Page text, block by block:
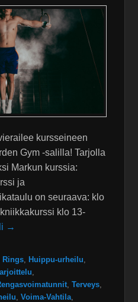
kursseineen
Gym -salilla! Tarjolla
Markun kurssia:
ja
on seuraava: klo
klo 13-
→
Rings, Huippu-urheilu,
,
,Terveys,
,Voima-Vahtila,